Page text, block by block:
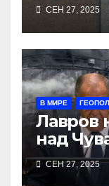
СЕН 27, 2025
В МИРЕ
Лавров
над
СЕН 27, 2025